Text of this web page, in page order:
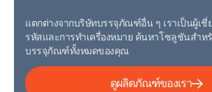
แตกต่างจากบริษัทบรรจุภัณฑ์อื่น ๆ เราเป็นผู้เ
รหัสและการทําเครื่องหมาย ค้นหาโซลูชันสํา
บรรจุภัณฑ์ทั้งหมดของคุณ
ดูผลิตภัณฑ์ของเรา